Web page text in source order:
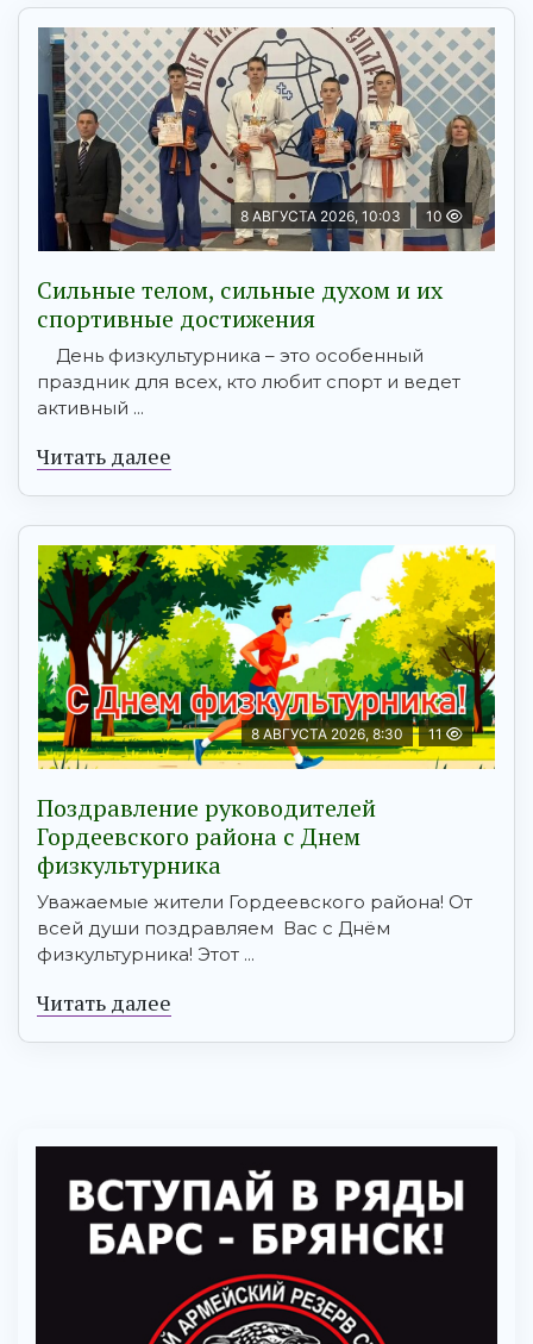
8 АВГУСТА 2026, 10:03 10
Сильные телом, сильные духом и их
спортивные достижения
День физкультурника – это особенный
праздник для всех, кто любит спорт и ведет
активный ...
Читать далее
8 АВГУСТА 2026, 8:30 11
Поздравление руководителей
Гордеевского района с Днем
физкультурника
Уважаемые жители Гордеевского района! От
всей души поздравляем Вас с Днём
физкультурника! Этот ...
Читать далее